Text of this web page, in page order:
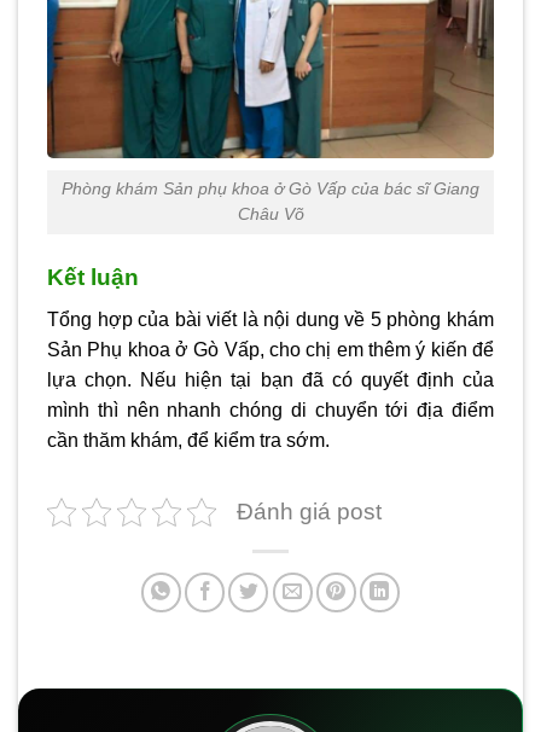
Phòng khám Sản phụ khoa ở Gò Vấp của bác sĩ Giang
Châu Võ
Kết luận
Tổng hợp của bài viết là nội dung về 5 phòng khám
Sản Phụ khoa ở Gò Vấp, cho chị em thêm ý kiến để
lựa chọn. Nếu hiện tại bạn đã có quyết định của
mình thì nên nhanh chóng di chuyển tới địa điểm
cần thăm khám, để kiểm tra sớm.
Đánh giá post